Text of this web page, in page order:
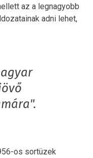
az a legnagyobb
adni lehet,
os sortüzek